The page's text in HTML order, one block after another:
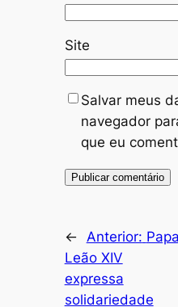
Site
Salvar meus
navegador
que eu
← Anterior: Papa
Leão XIV
expressa
solidariedade